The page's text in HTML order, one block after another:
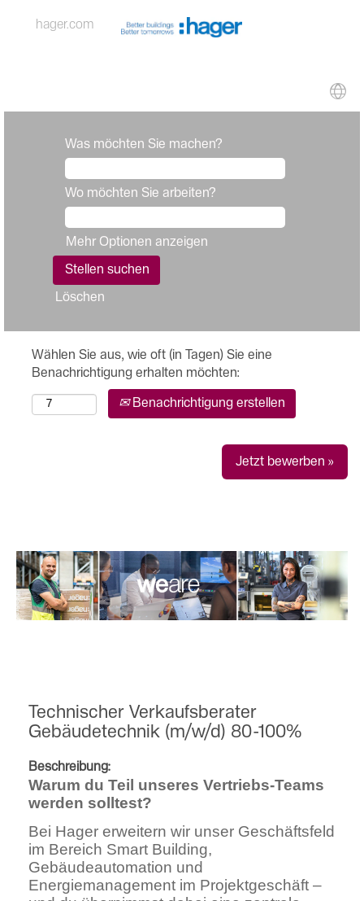
hager.com
Was möchten Sie machen?
Wo möchten Sie arbeiten?
Mehr Optionen anzeigen
Löschen
Wählen Sie aus, wie oft (in Tagen) Sie eine
Benachrichtigung erhalten möchten:
Benachrichtigung erstellen
Jetzt bewerben »
Technischer Verkaufsberater
Gebäudetechnik (m/w/d) 80-100%
Beschreibung:
Warum du Teil unseres Vertriebs-Teams
werden solltest?
Bei Hager erweitern wir unser Geschäftsfeld
im Bereich Smart Building,
Gebäudeautomation und
Energiemanagement im Projektgeschäft –